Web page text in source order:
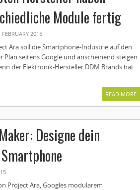
Module fertig
FEBRUARY 2015
Ara soll die Smartphone-Industrie auf den
Plan seitens Google und anscheinend steigen
der Elektronik-Hersteller DDM Brands hat
READ MORE
Designe dein
Project Ara, Googles modularem